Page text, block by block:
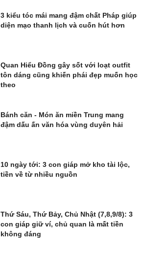
3 kiểu tóc mái mang đậm chất Pháp giúp
diện mạo thanh lịch và cuốn hút hơn
Quan Hiểu Đồng gây sốt với loạt outfit
tôn dáng cũng khiến phái đẹp muốn học
theo
Bánh căn - Món ăn miền Trung mang
đậm dấu ấn văn hóa vùng duyên hải
10 ngày tới: 3 con giáp mở kho tài lộc,
tiền về từ nhiều nguồn
Thứ Sáu, Thứ Bảy, Chủ Nhật (7,8,9/8): 3
con giáp giữ ví, chủ quan là mất tiền
không đáng